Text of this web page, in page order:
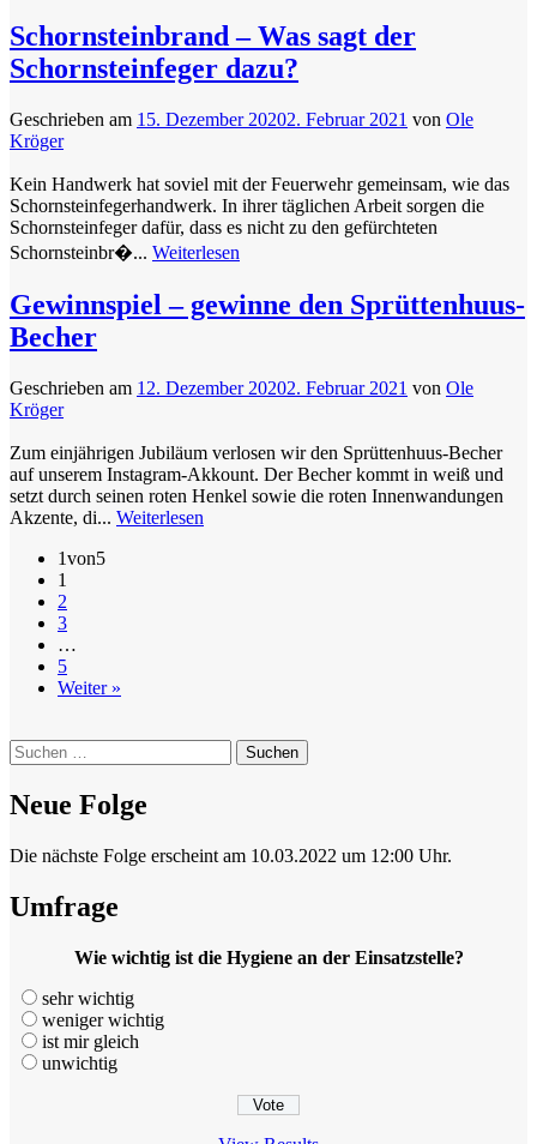
Schornsteinbrand – Was sagt der
Schornsteinfeger dazu?
Geschrieben am 15. Dezember 20202. Februar 2021 von Ole
Kröger
Kein Handwerk hat soviel mit der Feuerwehr gemeinsam, wie das
Schornsteinfegerhandwerk. In ihrer täglichen Arbeit sorgen die
Schornsteinfeger dafür, dass es nicht zu den gefürchteten
Schornsteinbr�... Weiterlesen
Gewinnspiel – gewinne den Sprüttenhuus-
Becher
Geschrieben am 12. Dezember 20202. Februar 2021 von Ole
Kröger
Zum einjährigen Jubiläum verlosen wir den Sprüttenhuus-Becher
auf unserem Instagram-Akkount. Der Becher kommt in weiß und
setzt durch seinen roten Henkel sowie die roten Innenwandungen
Akzente, di... Weiterlesen
1von5
1
2
3
…
5
Weiter »
Suchen
nach:
Neue Folge
Die nächste Folge erscheint am 10.03.2022 um 12:00 Uhr.
Umfrage
Wie wichtig ist die Hygiene an der Einsatzstelle?
sehr wichtig
weniger wichtig
ist mir gleich
unwichtig